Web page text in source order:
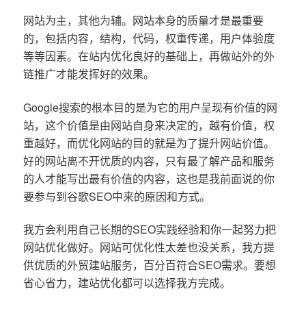
网站为主，其他为辅。网站本身的质量才是最重要
的，包括内容，结构，代码，权重传递，用户体验度
等等因素。在站内优化良好的基础上，再做站外的外
链推广才能发挥好的效果。
Google搜索的根本目的是为它的用户呈现有价值的网
站，这个价值是由网站自身来决定的，越有价值，权
重越好，而优化网站的目的就是为了提升网站价值。
好的网站离不开优质的内容，只有最了解产品和服务
的人才能写出最有价值的内容，这也是我前面说的你
要参与到谷歌SEO中来的原因和方式。
我方会利用自己长期的SEO实践经验和你一起努力把
网站优化做好。网站可优化性太差也没关系，我方提
供优质的外贸建站服务，百分百符合SEO需求。要想
省心省力，建站优化都可以选择我方完成。